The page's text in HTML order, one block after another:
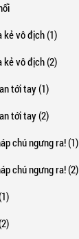
kẻ vô địch (1)
kẻ vô địch (2)
tới tay (1)
tới tay (2)
chú ngưng ra! (1)
chú ngưng ra! (2)